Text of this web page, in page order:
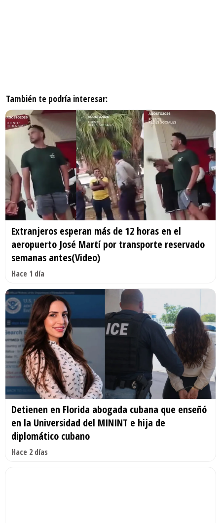
También te podría interesar:
Extranjeros esperan más de 12 horas en el
aeropuerto José Martí por transporte reservado
semanas antes(Video)
Hace 1 día
Detienen en Florida abogada cubana que enseñó
en la Universidad del MININT e hija de
diplomático cubano
Hace 2 días